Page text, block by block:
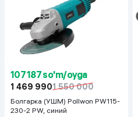
107 187 so'm/oyga
1 469 9901 550 000
Болгарка (УШМ) Pollwon PW115-
230-2 PW, синий